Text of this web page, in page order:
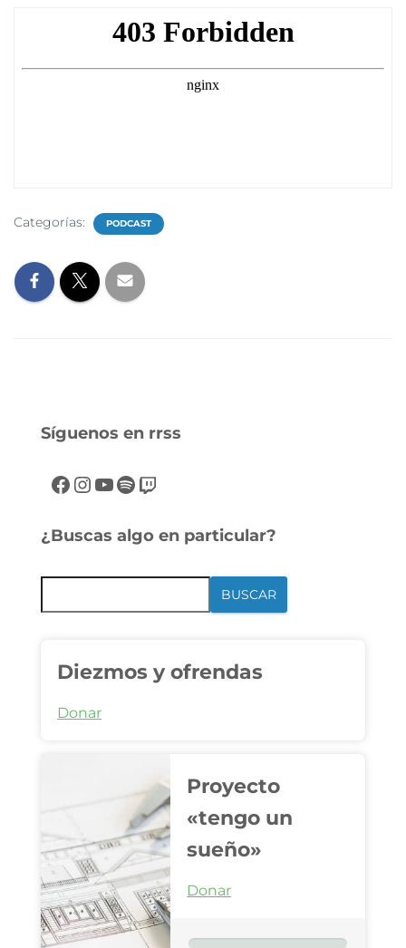
Categorías: PODCAST
Síguenos en rrss
¿Buscas algo en particular?
BUSCAR
Diezmos y ofrendas
Donar
Proyecto
«tengo un
sueño»
Donar